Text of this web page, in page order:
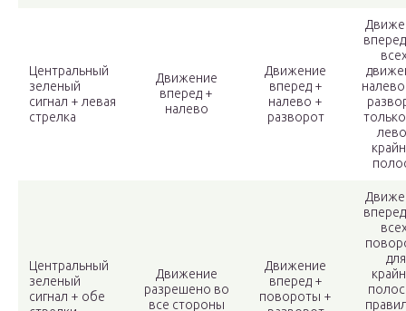
Центральный
зеленый
сигнал + левая
стрелка
Движение
вперед +
налево
Движение
вперед +
налево +
разворот
Центральный
зеленый
сигнал + обе
Движение
разрешено во
все стороны
Движение
вперед +
повороты +
для